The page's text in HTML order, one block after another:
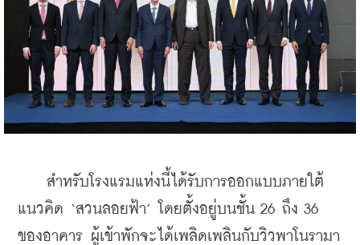
สำหรับโรงแรมแห่งนี้ได้รับการออกแบบภายใต้
แนวคิด ‘สวนลอยฟ้า’ โดยตั้งอยู่บนชั้น 26 ถึง 36
ของอาคาร ผู้เข้าพักจะได้เพลิดเพลินกับวิวพาโนรามา